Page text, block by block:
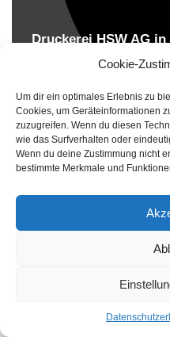
Cookie-
Um dir ein optimales Erlebnis zu
Cookies, um Geräteinformationen
zuzugreifen. Wenn du diesen
wie das Surfverhalten oder
Wenn du deine Zustimmung nicht
bestimmte Merkmale und
Druckerei HSW AG in
Druckereien in
Druckereien in Deutschland